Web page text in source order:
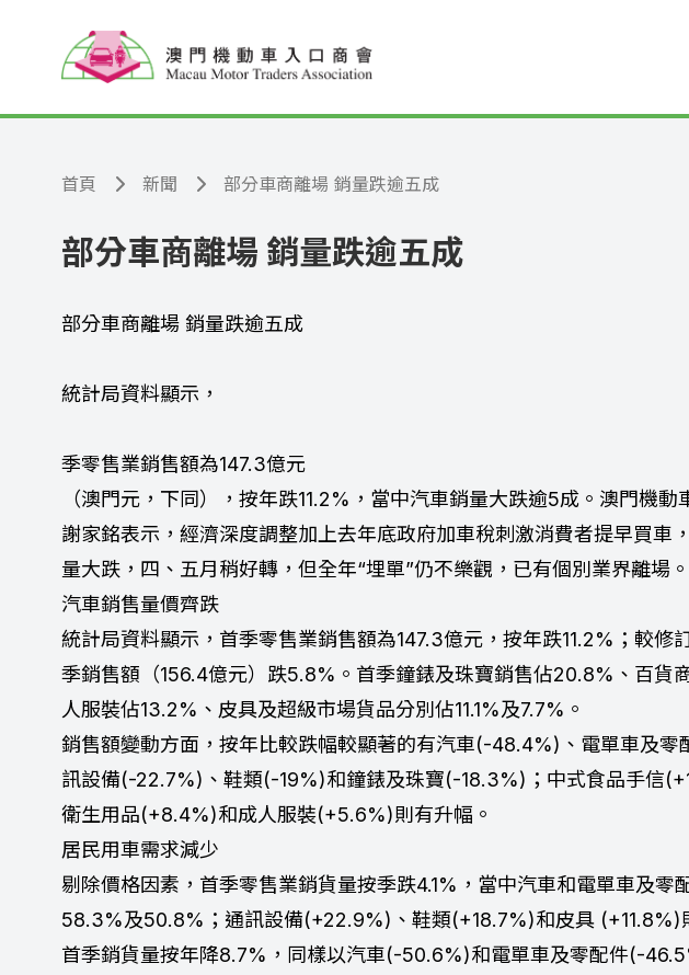
首頁 新聞 部分車商離場 銷量跌逾五成
部分車商離場 銷量跌逾五成
部分車商離場 銷量跌逾五成
統計局資料顯示，
季零售業銷售額為147.3億元
（澳門元，下同），按年跌11.2%，當中汽車銷量大跌逾5成。澳門機動
謝家銘表示，經濟深度調整加上去年底政府加車稅刺激消費者提早買車
量大跌，四、五月稍好轉，但全年“埋單”仍不樂觀，已有個別業界離場。
汽車銷售量價齊跌
統計局資料顯示，首季零售業銷售額為147.3億元，按年跌11.2%；較修
季銷售額（156.4億元）跌5.8%。首季鐘錶及珠寶銷售佔20.8%、百貨
人服裝佔13.2%、皮具及超級市場貨品分別佔11.1%及7.7%。
銷售額變動方面，按年比較跌幅較顯著的有汽車(-48.4%)、電單車及
訊設備(-22.7%)、鞋類(-19%)和鐘錶及珠寶(-18.3%)；中式食品手信
衛生用品(+8.4%)和成人服裝(+5.6%)則有升幅。
居民用車需求減少
剔除價格因素，首季零售業銷貨量按季跌4.1%，當中汽車和電單車及零
58.3%及50.8%；通訊設備(+22.9%)、鞋類(+18.7%)和皮具 (+11.8%)
首季銷貨量按年降8.7%，同樣以汽車(-50.6%)和電單車及零配件(-